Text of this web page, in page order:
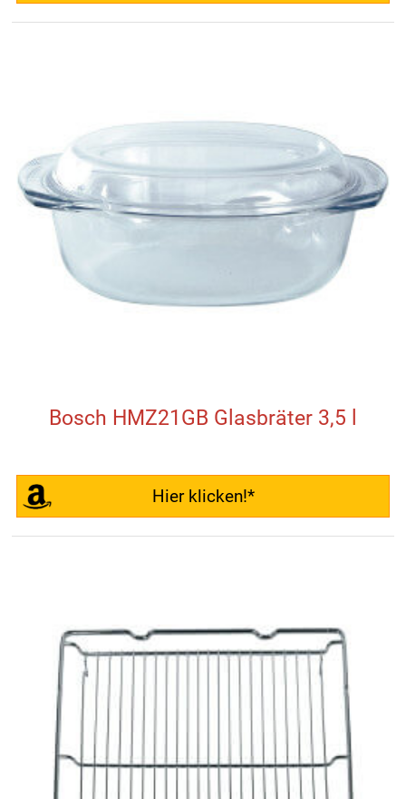
Bosch HMZ21GB Glasbräter 3,5 l
Hier klicken!*